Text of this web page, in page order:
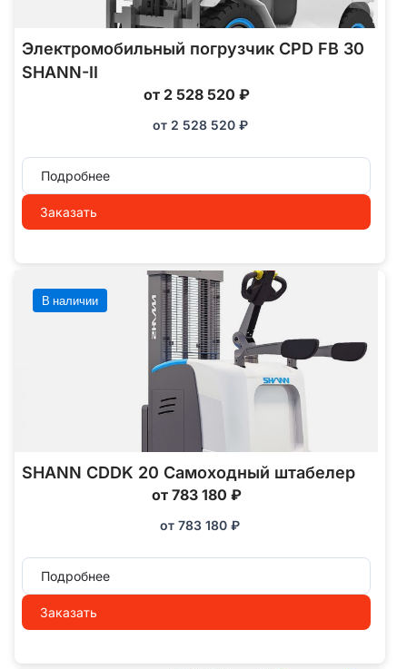
Электромобильный погрузчик CPD FB 30
SHANN-II
от 2 528 520 ₽
от 2 528 520 ₽
Подробнее
Заказать
В наличии
SHANN CDDK 20 Самоходный штабелер
от 783 180 ₽
от 783 180 ₽
Подробнее
Заказать